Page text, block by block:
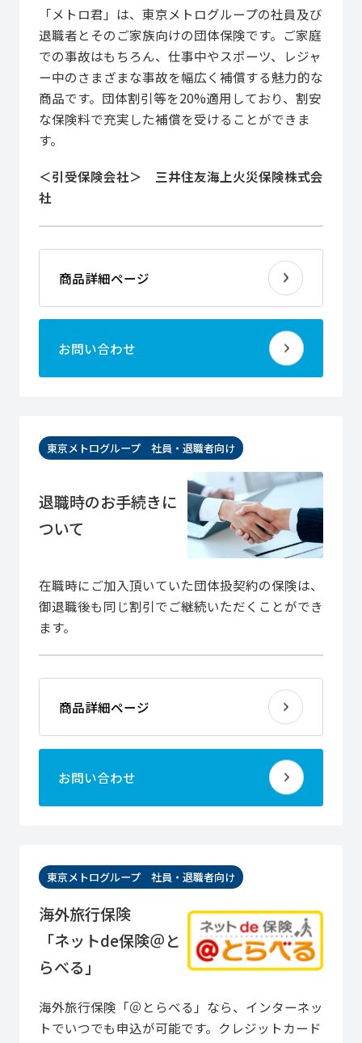
「メトロ君」は、東京メトログループの社員及び
退職者とそのご家族向けの団体保険です。ご家庭
での事故はもちろん、仕事中やスポーツ、レジャ
ー中のさまざまな事故を幅広く補償する魅力的な
商品です。団体割引等を20%適用しており、割安
な保険料で充実した補償を受けることができま
す。
＜引受保険会社＞ 三井住友海上火災保険株式会
社
商品詳細ページ
お問い合わせ
東京メトログループ 社員・退職者向け
退職時のお手続きに
ついて
在職時にご加入頂いていた団体扱契約の保険は、
御退職後も同じ割引でご継続いただくことができ
ます。
商品詳細ページ
お問い合わせ
東京メトログループ 社員・退職者向け
海外旅行保険
「ネットde保険＠と
らべる」
海外旅行保険「＠とらべる」なら、インターネッ
トでいつでも申込が可能です。クレジットカード